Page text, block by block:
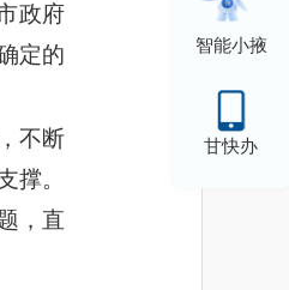
智能小掖
甘快办
政府
定的
不断
撑。
，直